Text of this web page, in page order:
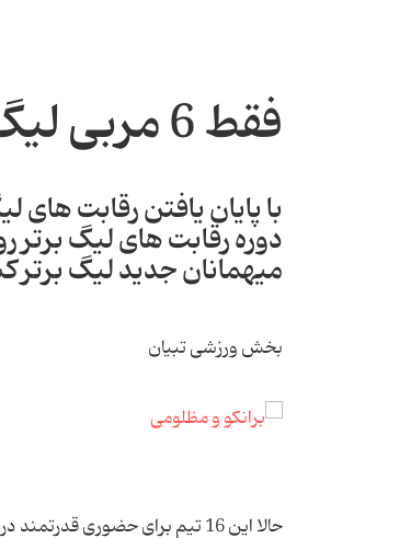
فقط 6 مربی لیگ برتری قرارداد دارند!
دوره رقابت های لیگ
میهمانان جدید لیگ برتر
بخش ورزشی تبیان
حالا این 16 تیم برای حضوری